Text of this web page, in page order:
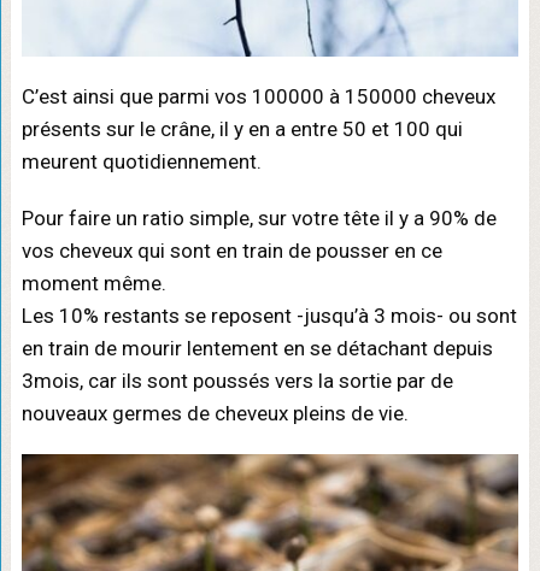
C’est ainsi que parmi vos 100000 à 150000 cheveux
présents sur le crâne, il y en a entre 50 et 100 qui
meurent quotidiennement.
Pour faire un ratio simple, sur votre tête il y a 90% de
vos cheveux qui sont en train de pousser en ce
moment même.
Les 10% restants se reposent -jusqu’à 3 mois- ou sont
en train de mourir lentement en se détachant depuis
3mois, car ils sont poussés vers la sortie par de
nouveaux germes de cheveux pleins de vie.